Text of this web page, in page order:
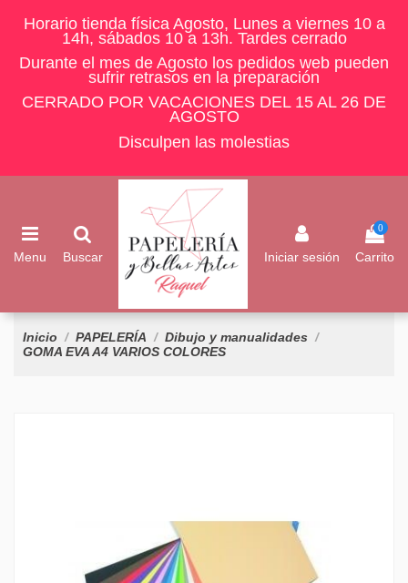
Horario tienda física Agosto, Lunes a viernes 10 a
14h, sábados 10 a 13h. Tardes cerrado
Durante el mes de Agosto los pedidos web pueden
sufrir retrasos en la preparación
CERRADO POR VACACIONES DEL 15 AL 26 DE
AGOSTO
Disculpen las molestias
Menu Buscar Iniciar sesión
0
Carrito
Inicio PAPELERÍA
Dibujo y manualidades
GOMA EVA A4 VARIOS COLORES